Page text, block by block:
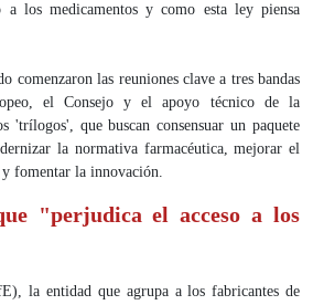
a los medicamentos y como esta ley piensa
comenzaron las reuniones clave a tres bandas
el Consejo y el apoyo técnico de la
'trílogos', que buscan consensuar un paquete
la normativa farmacéutica, mejorar el
y fomentar la innovación.
"perjudica el acceso a los
la entidad que agrupa a los fabricantes de